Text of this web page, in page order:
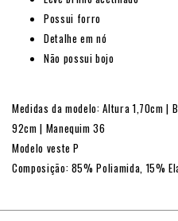
Possui forro
Detalhe em nó
Não possui bojo
Medidas da modelo: Altura 1,70cm |
92cm | Manequim 36
Modelo veste P
Composição: 85% Poliamida, 15%